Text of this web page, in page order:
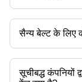
सैन्य बेल्ट के लिए
उपलब्ध ब्रांड हैं -
सूचीबद्ध कंपनियों